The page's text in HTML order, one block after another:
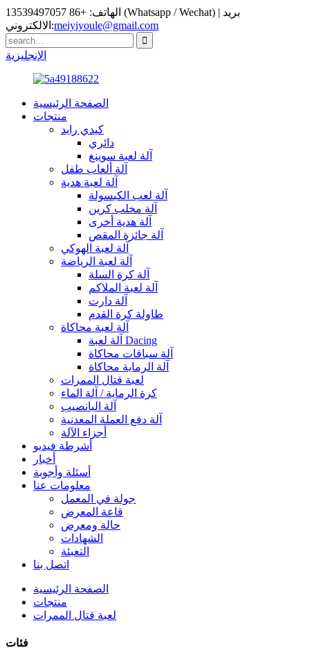
الهاتف: +86 13539497057 (Whatsapp / Wechat) | بريد
الالكتروني:meiyiyoule@gmail.com
الإنجليزية
الصفحة الرئيسية
منتجات
كيدي رايد
دائري
آلة لعبة سوينغ
آلة ألعاب طفل
آلة لعبة هدية
آلة لعب الكبسولة
آلة مخلب كرين
آلة هدية أخرى
آلة جائزة المقص
آلة لعبة الهوكي
آلة لعبة الرياضة
آلة كرة السلة
آلة لعبة الملاكم
آلة دارت
طاولة كرة القدم
آلة لعبة محاكاة
آلة لعبة Dacing
آلة سباقات محاكاة
آلة الرماية محاكاة
لعبة قتال الممرات
كرة الرماية / آلة الماء
آلة اليانصيب
آلة دفع العملة المعدنية
أجزاء الآلة
أشرطة فيديو
أخبار
أسئلة وأجوبة
معلومات عنا
جولة في المعمل
قاعة المعرض
حالة ومعرض
الشهادات
التعبئة
اتصل بنا
الصفحة الرئيسية
منتجات
لعبة قتال الممرات
فئات